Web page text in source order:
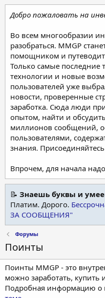
Добро пожаловать на
Во всем многообразии
разобраться. MMGP
помощником и
Только самые последние
технологии и новые
пользователей уже
новости, проверенные
заработка. Сюда люди
опытом, найти и
миллионов сообщений,
пользователями,
знания.
Впрочем, для начала надо
📝 Знаешь буквы и
Платим. Дорого.
ЗА СООБЩЕНИЯ"
Форумы
Поинты
Поинты MMGP - это
можно заработать, купить
Подробная информацию о